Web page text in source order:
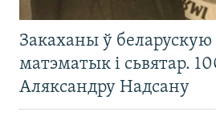
Закаханы ў
матэматык і сьвятар.
Аляксандру Надсану